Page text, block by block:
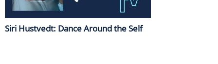
Siri Hustvedt: Dance Around the Self